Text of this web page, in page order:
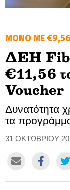
SOOZIE’S
CULTURE
TASTELAND
TECH
MEDIALAND
ΜΟΝΟ ΜΕ
ΔΕΗ
€11,56
Voucher
Δυνατότητα
τα
31 ΟΚΤΩΒΡΙΟΥ